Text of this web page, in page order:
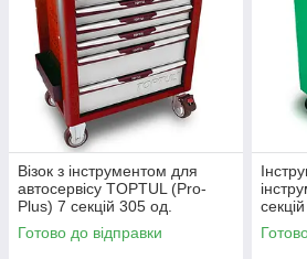
Візок з інструментом для
автосервісу TOPTUL (Pro-
Plus) 7 секцій 305 од.
червона GCAJ305H
Готово до відправки